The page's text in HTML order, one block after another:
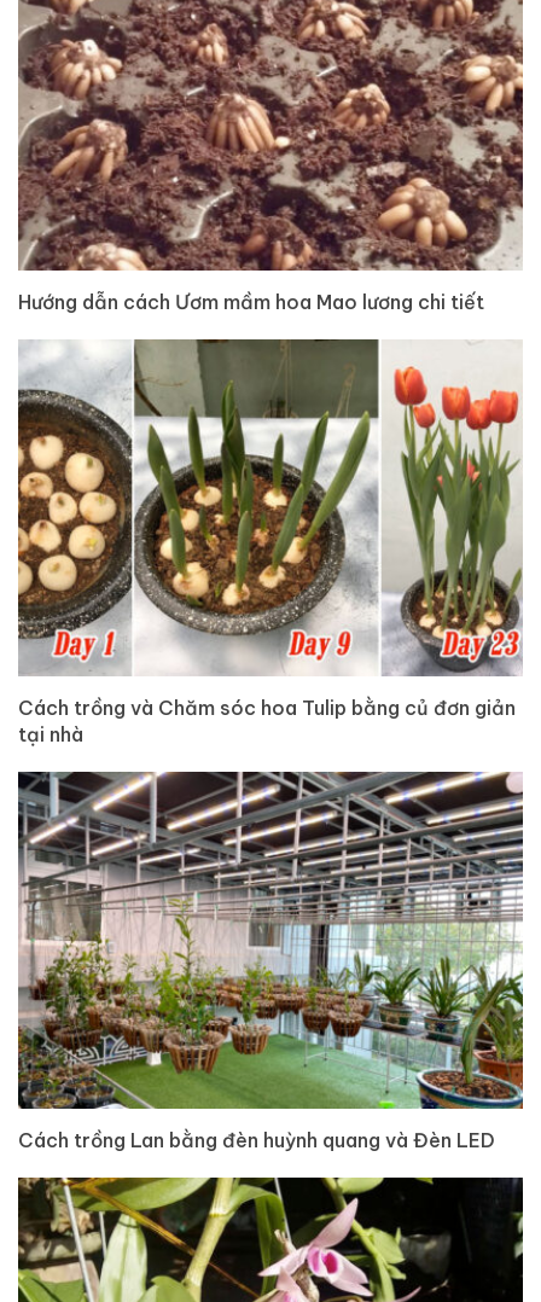
Hướng dẫn cách Ươm mầm hoa Mao lương chi tiết
Cách trồng và Chăm sóc hoa Tulip bằng củ đơn giản
tại nhà
Cách trồng Lan bằng đèn huỳnh quang và Đèn LED